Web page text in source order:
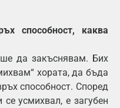
способност, каква
да закъснявам. Бих
хората, да бъда
способност. Според
усмихвал, е загубен